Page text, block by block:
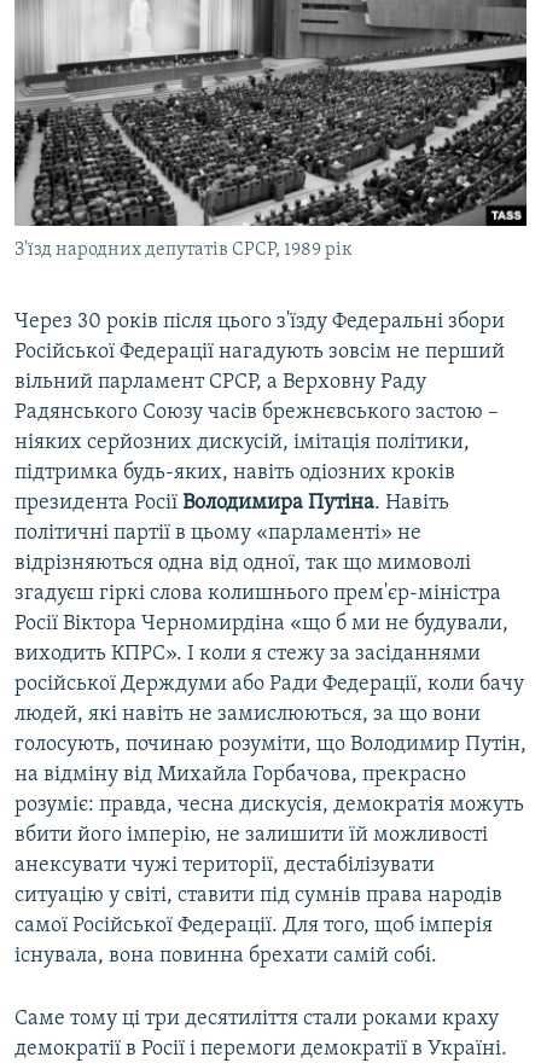
З'їзд народних депутатів СРСР, 1989 рік
Через 30 років після цього з'їзду Федеральні збори
Російської Федерації нагадують зовсім не перший
вільний парламент СРСР, а Верховну Раду
Радянського Союзу часів брежнєвського застою –
ніяких серйозних дискусій, імітація політики,
підтримка будь-яких, навіть одіозних кроків
президента Росії Володимира Путіна. Навіть
політичні партії в цьому «парламенті» не
відрізняються одна від одної, так що мимоволі
згадуєш гіркі слова колишнього прем'єр-міністра
Росії Віктора Черномирдіна «що б ми не будували,
виходить КПРС». І коли я стежу за засіданнями
російської Держдуми або Ради Федерації, коли бачу
людей, які навіть не замислюються, за що вони
голосують, починаю розуміти, що Володимир Путін,
на відміну від Михайла Горбачова, прекрасно
розуміє: правда, чесна дискусія, демократія можуть
вбити його імперію, не залишити їй можливості
анексувати чужі території, дестабілізувати
ситуацію у світі, ставити під сумнів права народів
самої Російської Федерації. Для того, щоб імперія
існувала, вона повинна брехати самій собі.
Саме тому ці три десятиліття стали роками краху
демократії в Росії і перемоги демократії в Україні.